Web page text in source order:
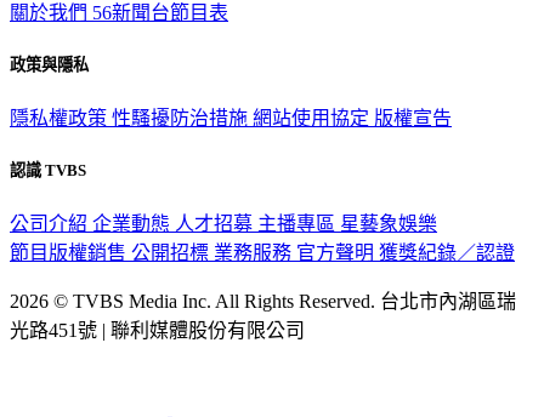
關於我們 56新聞台節目表
政策與隱私
隱私權政策 性騷擾防治措施 網站使用協定 版權宣告
認識 TVBS
公司介紹 企業動態 人才招募 主播專區 星藝象娛樂
節目版權銷售 公開招標 業務服務 官方聲明 獲獎紀錄／認證
2026 © TVBS Media Inc. All Rights Reserved. 台北市內湖區瑞
光路451號 | 聯利媒體股份有限公司